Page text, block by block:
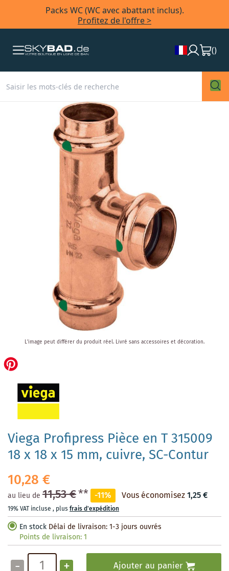
Packs WC (WC avec abattant inclus).
Profitez de l'offre >
()
Viega Profipress Pièce en T 315009
18 x 18 x 15 mm, cuivre, SC-Contur
10,28 €
au lieu de 11,53 €** -11% Vous économisez1,25 €
19% VAT incluse , plusfrais d'expédition
En stock Délai de livraison: 1-3 jours ouvrés
Points de livraison:1
- + Ajouter au panier
the
beginning
images
gallery
L'image peut différer du produit réel. Livré sans accessoires et décoration.